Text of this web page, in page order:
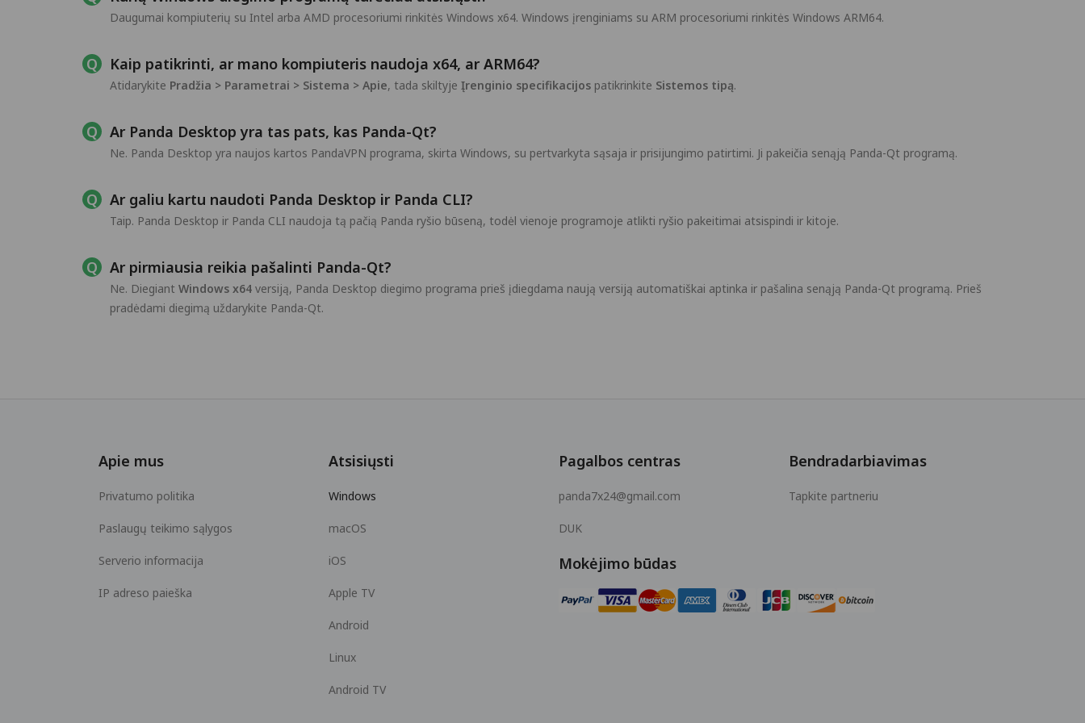
Daugumai kompiuterių su Intel arba AMD procesoriumi rinkitės Windows x64. Windows įrenginiams su ARM procesoriumi rinkitės Windows ARM64.
Kaip patikrinti, ar mano kompiuteris naudoja x64, ar ARM64?
Atidarykite Pradžia > Parametrai > Sistema > Apie, tada skiltyje Įrenginio specifikacijos patikrinkite Sistemos tipą.
Ar Panda Desktop yra tas pats, kas Panda-Qt?
Ne. Panda Desktop yra naujos kartos PandaVPN programa, skirta Windows, su pertvarkyta sąsaja ir prisijungimo patirtimi. Ji pakeičia senąją Panda-Qt programą.
Ar galiu kartu naudoti Panda Desktop ir Panda CLI?
Taip. Panda Desktop ir Panda CLI naudoja tą pačią Panda ryšio būseną, todėl vienoje programoje atlikti ryšio pakeitimai atsispindi ir kitoje.
Ar pirmiausia reikia pašalinti Panda-Qt?
Ne. Diegiant Windows x64 versiją, Panda Desktop diegimo programa prieš įdiegdama naują versiją automatiškai aptinka ir pašalina senąją Panda-Qt programą. Prieš
pradėdami diegimą uždarykite Panda-Qt.
Apie mus
Privatumo politika
Paslaugų teikimo sąlygos
Serverio informacija
IP adreso paieška
Atsisiųsti
Windows
macOS
iOS
Apple TV
Android
Linux
Android TV
Pagalbos centras
panda7x24@gmail.com
DUK
Bendradarbiavimas
Tapkite partneriu
Mokėjimo būdas